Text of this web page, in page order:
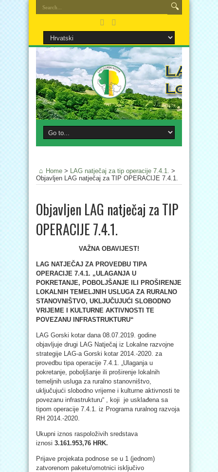
Home > LAG natječaj za tip operacije 7.4.1. >
Objavljen LAG natječaj za TIP OPERACIJE 7.4.1.
Objavljen LAG natječaj za TIP
OPERACIJE 7.4.1.
VAŽNA OBAVIJEST!
LAG NATJEČAJ ZA PROVEDBU TIPA
OPERACIJE 7.4.1. „ULAGANJA U
POKRETANJE, POBOLJŠANJE ILI PROŠIRENJE
LOKALNIH TEMELJNIH USLUGA ZA RURALNO
STANOVNIŠTVO, UKLJUČUJUĆI SLOBODNO
VRIJEME I KULTURNE AKTIVNOSTI TE
POVEZANU INFRASTRUKTURU“
LAG Gorski kotar dana 08.07.2019. godine
objavljuje drugi LAG Natječaj iz Lokalne razvojne
strategije LAG-a Gorski kotar 2014.-2020. za
provedbu tipa operacije 7.4.1. „Ulaganja u
pokretanje, poboljšanje ili proširenje lokalnih
temeljnih usluga za ruralno stanovništvo,
uključujući slobodno vrijeme i kulturne aktivnosti te
povezanu infrastrukturu“ , koji je usklađena sa
tipom operacije 7.4.1. iz Programa ruralnog razvoja
RH 2014.-2020.
Ukupni iznos raspoloživih sredstava
iznosi 3.161.953,76 HRK.
Prijave projekata podnose se u 1 (jednom)
zatvorenom paketu/omotnici isključivo